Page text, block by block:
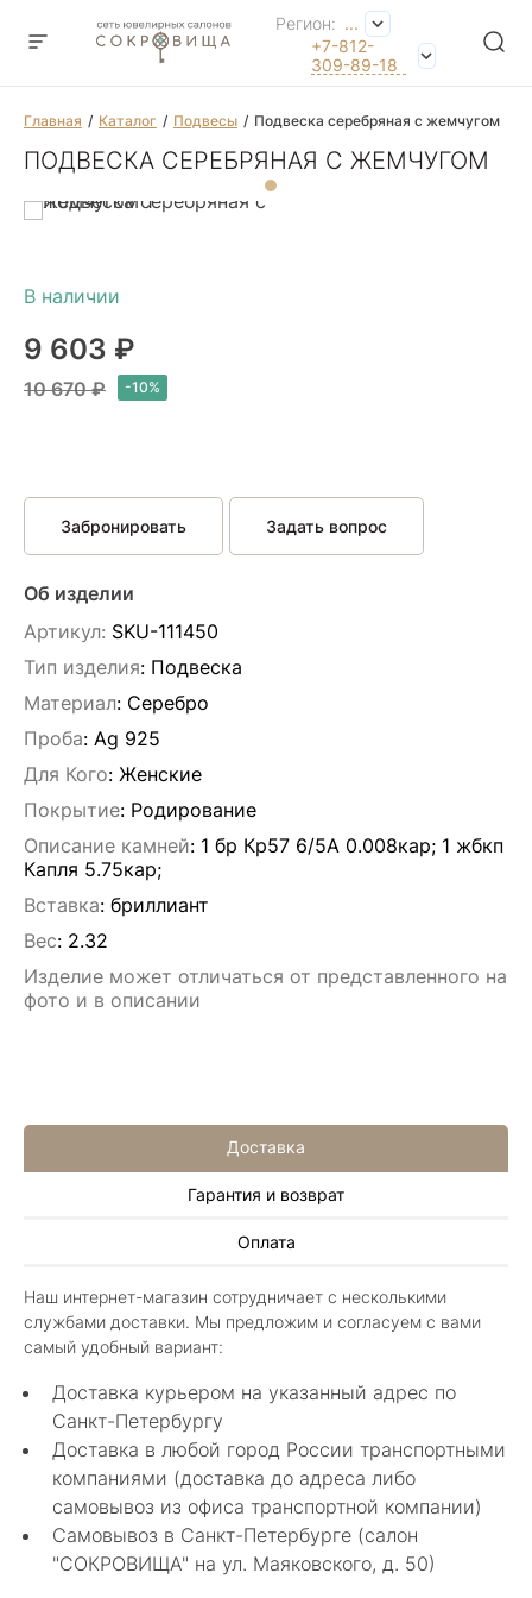
Регион: ...
+7-812-
309-89-18
Главная Каталог Подвесы Подвеска серебряная с жемчугом
ПОДВЕСКА СЕРЕБРЯНАЯ С ЖЕМЧУГОМ
9 603 ₽
10 670 ₽
Забронировать Задать вопрос
Об изделии
Артикул: SKU-111450
Тип изделия: Подвескa
Материал: Серебро
Проба: Ag 925
Для Кого: Женские
Покрытие: Родирование
Описание камней: 1 бр Кр57 6/5А 0.008кар; 1 жбкп
Капля 5.75кар;
Вставка: бриллиант
Вес: 2.32
Изделие может отличаться от представленного на
фото и в описании
Доставка
Гарантия и возврат
Оплата
Наш интернет-магазин сотрудничает с несколькими
службами доставки. Мы предложим и согласуем с вами
самый удобный вариант:
Доставка курьером на указанный адрес по
Санкт-Петербургу
Доставка в любой город России транспортными
компаниями (доставка до адреса либо
самовывоз из офиса транспортной компании)
Самовывоз в Санкт-Петербурге (салон
"СОКРОВИЩА" на ул. Маяковского, д. 50)
Иван Еремеев
Шикарный магазин, огромный ассортимент не
только ювелирных изделий. Продавцы
шикарные, спасибо!
Показать полностью
Алла Майорова
8 мая 2025
Классные изделия, оригинальные не похожие
в других магазинах. Сотрудники очень